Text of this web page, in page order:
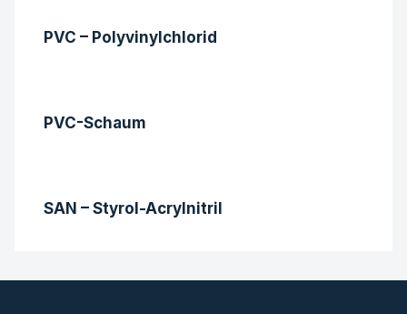
PVC – Polyvinylchlorid
PVC-Schaum
SAN – Styrol-Acrylnitril